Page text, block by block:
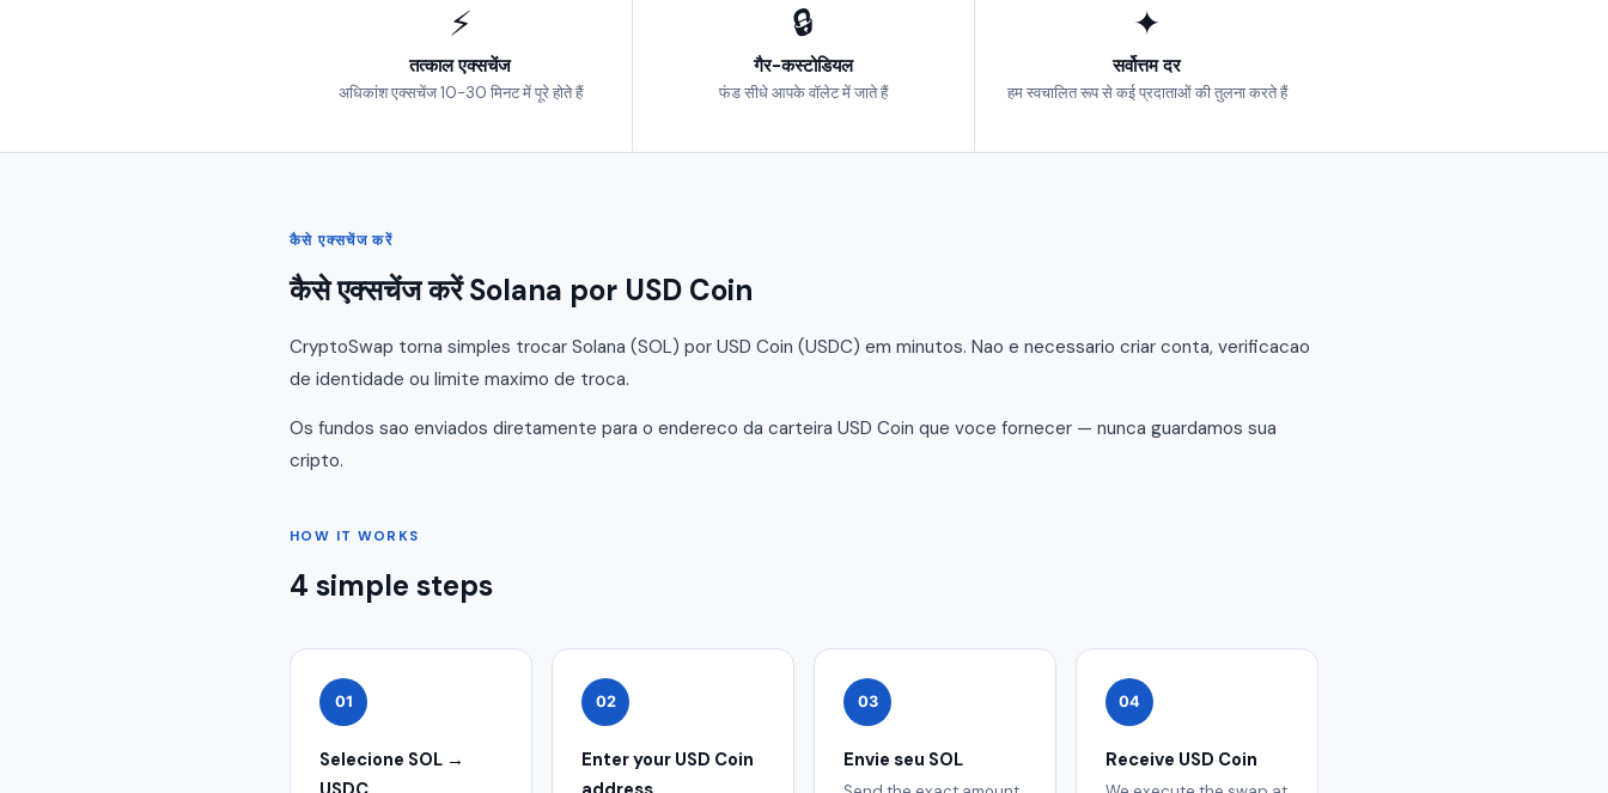
⚡
तत्काल एक्सचेंज
अधिकांश एक्सचेंज 10-30 मिनट में पूरे होते हैं
🔒
गैर-कस्टोडियल
फंड सीधे आपके वॉलेट में जाते हैं
✦
सर्वोत्तम दर
हम स्वचालित रूप से कई प्रदाताओं की तुलना करते हैं
कैसे एक्सचेंज करें
कैसे एक्सचेंज करें Solana por USD Coin
CryptoSwap torna simples trocar Solana (SOL) por USD Coin (USDC) em minutos. Nao e necessario criar conta, verificacao
de identidade ou limite maximo de troca.
Os fundos sao enviados diretamente para o endereco da carteira USD Coin que voce fornecer — nunca guardamos sua
cripto.
HOW IT WORKS
4 simple steps
01
Selecione SOL →
02
Enter your USD Coin
03
Envie seu SOL
04
Receive USD Coin